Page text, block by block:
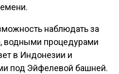
наблюдать за
водными процедурами
в Индонезии и
под Эйфелевой башней.